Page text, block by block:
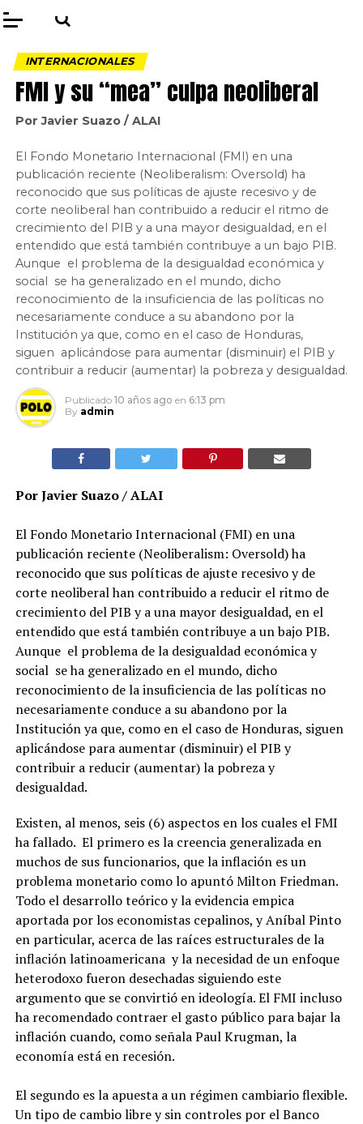
INTERNACIONALES
FMI y su “mea” culpa neoliberal
Por Javier Suazo / ALAI
El Fondo Monetario Internacional (FMI) en una
publicación reciente (Neoliberalism: Oversold) ha
reconocido que sus políticas de ajuste recesivo y de
corte neoliberal han contribuido a reducir el ritmo de
crecimiento del PIB y a una mayor desigualdad, en el
entendido que está también contribuye a un bajo PIB.
Aunque el problema de la desigualdad económica y
social se ha generalizado en el mundo, dicho
reconocimiento de la insuficiencia de las políticas no
necesariamente conduce a su abandono por la
Institución ya que, como en el caso de Honduras,
siguen aplicándose para aumentar (disminuir) el PIB y
contribuir a reducir (aumentar) la pobreza y desigualdad.
Publicado 10 años ago en 6:13 pm
By admin
Por Javier Suazo / ALAI
El Fondo Monetario Internacional (FMI) en una
publicación reciente (Neoliberalism: Oversold) ha
reconocido que sus políticas de ajuste recesivo y de
corte neoliberal han contribuido a reducir el ritmo de
crecimiento del PIB y a una mayor desigualdad, en el
entendido que está también contribuye a un bajo PIB.
Aunque el problema de la desigualdad económica y
social se ha generalizado en el mundo, dicho
reconocimiento de la insuficiencia de las políticas no
necesariamente conduce a su abandono por la
Institución ya que, como en el caso de Honduras, siguen
aplicándose para aumentar (disminuir) el PIB y
contribuir a reducir (aumentar) la pobreza y
desigualdad.
Existen, al menos, seis (6) aspectos en los cuales el FMI
ha fallado. El primero es la creencia generalizada en
muchos de sus funcionarios, que la inflación es un
problema monetario como lo apuntó Milton Friedman.
Todo el desarrollo teórico y la evidencia empica
aportada por los economistas cepalinos, y Aníbal Pinto
en particular, acerca de las raíces estructurales de la
inflación latinoamericana y la necesidad de un enfoque
heterodoxo fueron desechadas siguiendo este
argumento que se convirtió en ideología. El FMI incluso
ha recomendado contraer el gasto público para bajar la
inflación cuando, como señala Paul Krugman, la
economía está en recesión.
El segundo es la apuesta a un régimen cambiario flexible.
Un tipo de cambio libre y sin controles por el Banco